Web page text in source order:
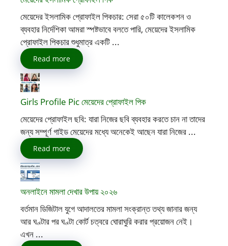
মেয়েদের ইসলামিক প্রোফাইল পিকচার: সেরা ৫০টি কালেকশন ও
ব্যবহার নির্দেশিকা আমরা স্পষ্টভাবে বলতে পারি, মেয়েদের ইসলামিক
প্রোফাইল পিকচার শুধুমাত্র একটি ...
Read more
Girls Profile Pic মেয়েদের প্রোফাইল পিক
মেয়েদের প্রোফাইল ছবি: যারা নিজের ছবি ব্যবহার করতে চান না তাদের
জন্য সম্পূর্ণ গাইড মেয়েদের মধ্যে অনেকেই আছেন যারা নিজের ...
Read more
অনলাইনে মামলা দেখার উপায় ২০২৬
বর্তমান ডিজিটাল যুগে আদালতের মামলা সংক্রান্ত তথ্য জানার জন্য
আর ঘণ্টার পর ঘণ্টা কোর্ট চত্বরে ঘোরাঘুরি করার প্রয়োজন নেই।
এখন ...